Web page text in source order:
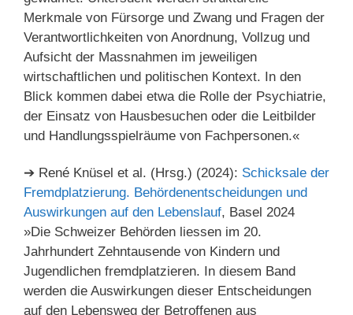
Merkmale von Fürsorge und Zwang und Fragen der
Verantwortlichkeiten von Anordnung, Vollzug und
Aufsicht der Massnahmen im jeweiligen
wirtschaftlichen und politischen Kontext. In den
Blick kommen dabei etwa die Rolle der Psychiatrie,
der Einsatz von Hausbesuchen oder die Leitbilder
und Handlungsspielräume von Fachpersonen.«
➔ René Knüsel et al. (Hrsg.) (2024): Schicksale der
Fremdplatzierung. Behördenentscheidungen und
Auswirkungen auf den Lebenslauf, Basel 2024
»Die Schweizer Behörden liessen im 20.
Jahrhundert Zehntausende von Kindern und
Jugendlichen fremdplatzieren. In diesem Band
werden die Auswirkungen dieser Entscheidungen
auf den Lebensweg der Betroffenen aus